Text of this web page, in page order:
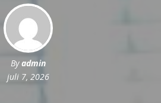
Byadmin
juli 7, 2026